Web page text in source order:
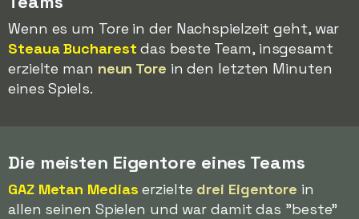
Wenn es um Tore in der Nachspielzeit geht, war
Steaua Bucharest das beste Team, insgesamt
erzielte man neun Tore in den letzten Minuten
eines Spiels.
Die meisten Eigentore eines Teams
GAZ Metan Medias erzielte drei Eigentore in
allen seinen Spielen und war damit das "beste"